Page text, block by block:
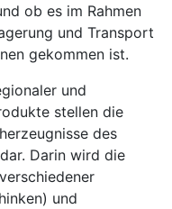
ob es im Rahmen
und Transport
gekommen ist.
und
stellen die
des
Darin wird die
und